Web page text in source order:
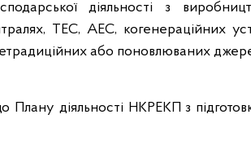
діяльності з
ТЕС, АЕС, когенераційних
або поновлюваних
Плану діяльності НКРЕКП з